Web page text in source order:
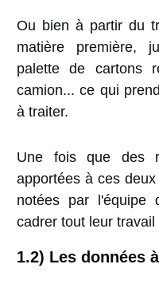
Ou bien à partir du
matière première,
palette de cartons
camion... ce qui
à traiter.
Une fois que des
apportées à ces
notées par l'équipe
cadrer tout leur
1.2) Les données